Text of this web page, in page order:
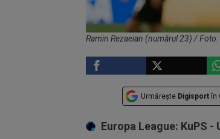
Ramin Rezaeian (numărul 23) /
Urmărește Digisport în
Europa League: KuPS